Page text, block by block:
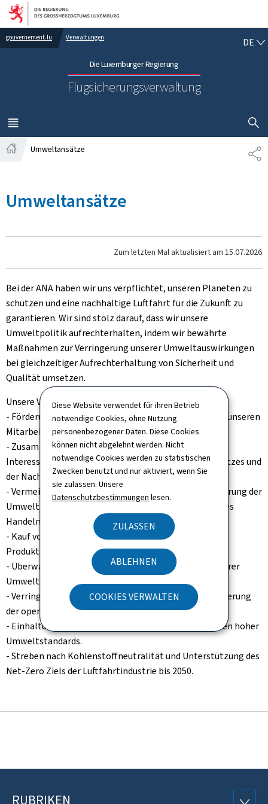
Diese Website verwendet für ihren Betrieb
notwendige Cookies, ohne Nutzung
personenbezogener Daten. Diese Cookies
können nicht abgelehnt werden. Nicht
notwendige Cookies werden zu statistischen
Zwecken benutzt und nur aktiviert, wenn Sie
sie zulassen. Unsere
Datenschutzbestimmungen lesen.
ZULASSEN
ABLEHNEN
COOKIES VERWALTEN
Zur Hauptnavigation
Zum Inhalt
gouvernement.lu Verwaltungen
Die Luxemburger Regierung
Flugsicherungsverwaltung
DE
MENÜ
HAUPT-
Umweltansätze
Umweltansätze
Zum letzten Mal aktualisiert am 15.07.2026
Bei der ANA haben wir uns verpflichtet, unseren Planeten zu
schützen und eine nachhaltige Luftfahrt für die Zukunft zu
garantieren. Wir sind stolz darauf, dass wir unsere
Umweltpolitik aufrechterhalten, indem wir bewährte
Maßnahmen zur Verringerung unserer Umweltauswirkungen
bei gleichzeitiger Aufrechterhaltung von Sicherheit und
Qualität umsetzen.
Unsere Verpflichtungen:
- Förderung einer Kultur des Umweltbewusstseins bei unseren
Mitarbeitern und Stakeholders.
- Zusammenarbeit mit Behörden, Gemeinden und
Interessengruppen zur Verbesserung des Umweltschutzes und
der Nachhaltigkeit.
- Vermeidung von Umweltverschmutzung und Minimierung der
Umweltauswirkungen durch verantwortungsbewusstes
Handeln.
- Kauf von erneuerbaren Energien und nachhaltigen
Produkten.
- Überwachung und kontinuierliche Verbesserung unserer
Umweltleistung.
- Verringerung von Lärm und Emissionen durch Optimierung
der operationellen Prozeduren.
- Einhaltung von Umweltvorschriften und das Erreichen hoher
Umweltstandards.
- Streben nach Kohlenstoffneutralität und Unterstützung des
Net-Zero Ziels der Luftfahrtindustrie bis 2050.
RUBRIKEN